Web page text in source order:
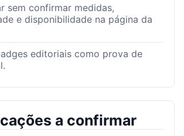
sem confirmar medidas,
e disponibilidade na página da
editoriais como prova de
a confirmar